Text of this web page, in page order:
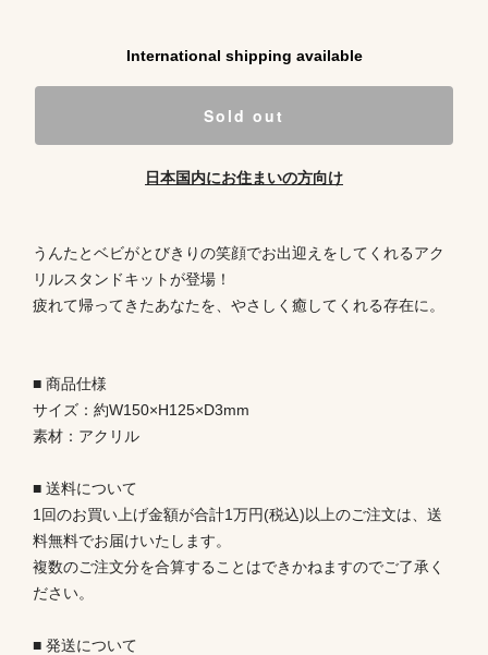
International shipping available
Sold out
日本国内にお住まいの方向け
うんたとベビがとびきりの笑顔でお出迎えをしてくれるアク
リルスタンドキットが登場！
疲れて帰ってきたあなたを、やさしく癒してくれる存在に。
■ 商品仕様
サイズ：約W150×H125×D3mm
素材：アクリル
■ 送料について
1回のお買い上げ金額が合計1万円(税込)以上のご注文は、送
料無料でお届けいたします。
複数のご注文分を合算することはできかねますのでご了承く
ださい。
■ 発送について